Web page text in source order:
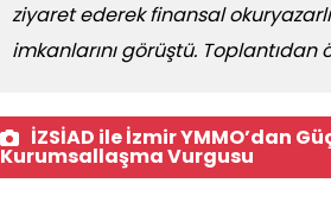
ziyaret ederek finansal
imkanlarını görüştü.
İZSİAD ile İzmir YMMO’dan
Kurumsallaşma Vurgusu